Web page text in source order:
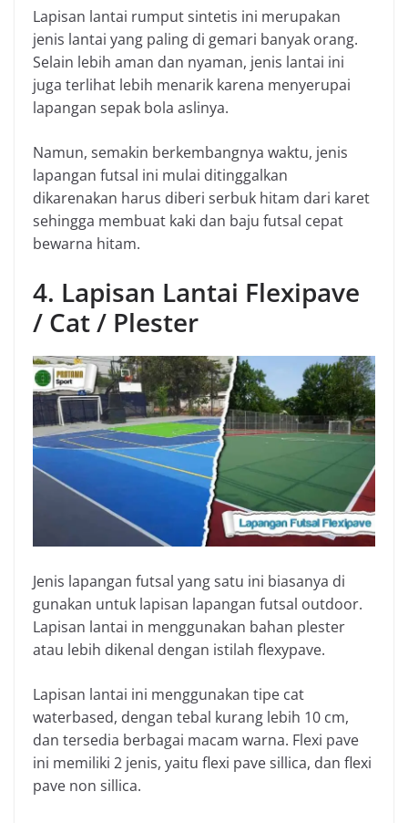
Lapisan lantai rumput sintetis ini merupakan
jenis lantai yang paling di gemari banyak orang.
Selain lebih aman dan nyaman, jenis lantai ini
juga terlihat lebih menarik karena menyerupai
lapangan sepak bola aslinya.
Namun, semakin berkembangnya waktu, jenis
lapangan futsal ini mulai ditinggalkan
dikarenakan harus diberi serbuk hitam dari karet
sehingga membuat kaki dan baju futsal cepat
bewarna hitam.
4. Lapisan Lantai Flexipave
/ Cat / Plester
Jenis lapangan futsal yang satu ini biasanya di
gunakan untuk lapisan lapangan futsal outdoor.
Lapisan lantai in menggunakan bahan plester
atau lebih dikenal dengan istilah flexypave.
Lapisan lantai ini menggunakan tipe cat
waterbased, dengan tebal kurang lebih 10 cm,
dan tersedia berbagai macam warna. Flexi pave
ini memiliki 2 jenis, yaitu flexi pave sillica, dan flexi
pave non sillica.